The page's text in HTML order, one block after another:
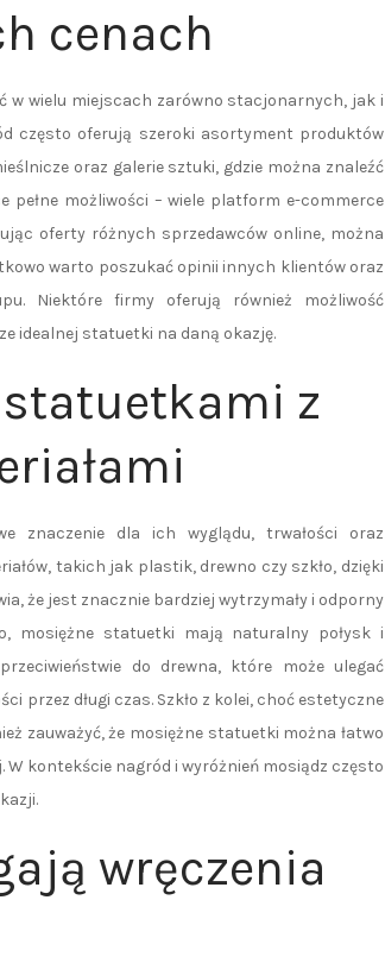
cenach
w wielu miejscach zarówno stacjonarnych, jak i
często oferują szeroki asortyment produktów
oraz galerie sztuki, gdzie można znaleźć
możliwości – wiele platform e-commerce
oferty różnych sprzedawców online, można
warto poszukać opinii innych klientów oraz
Niektóre firmy oferują również możliwość
idealnej statuetki na daną okazję.
z
znaczenie dla ich wyglądu, trwałości oraz
takich jak plastik, drewno czy szkło, dzięki
że jest znacznie bardziej wytrzymały i odporny
mosiężne statuetki mają naturalny połysk i
do drewna, które może ulegać
przez długi czas. Szkło z kolei, choć estetyczne
zauważyć, że mosiężne statuetki można łatwo
kontekście nagród i wyróżnień mosiądz często
wręczenia